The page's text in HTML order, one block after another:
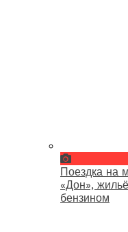
Поездка на
«Дон»,
бензином